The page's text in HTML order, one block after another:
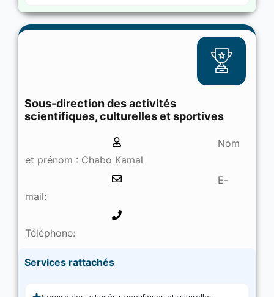
Sous-direction des activités
scientifiques, culturelles et sportives
Nom
et prénom : Chabo Kamal
E-
mail:
Téléphone:
Services rattachés